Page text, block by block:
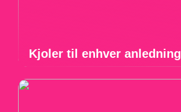
Kjoler til enhver anledning